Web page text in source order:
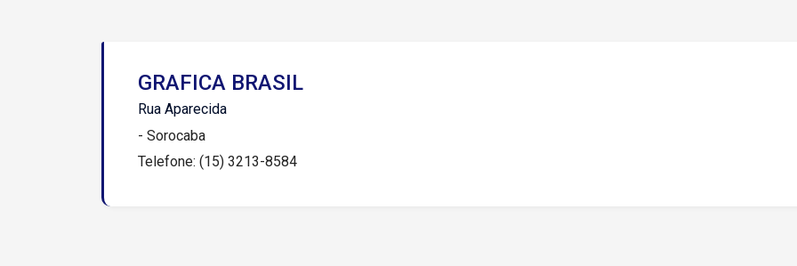
GRAFICA BRASIL
Rua Aparecida
- Sorocaba
Telefone: (15) 3213-8584